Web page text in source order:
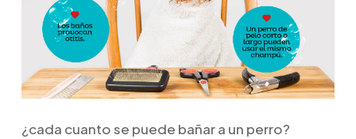
¿cada cuanto se puede bañar a un perro?